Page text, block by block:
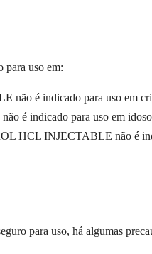
uso em:
é indicado para uso em
é indicado para uso em
HCL INJECTABLE não é
para uso, há algumas